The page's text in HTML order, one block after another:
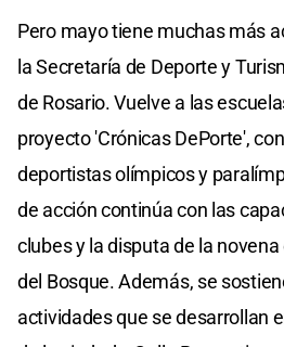
Pero mayo tiene muchas más
la Secretaría de Deporte y
de Rosario. Vuelve a las
proyecto 'Crónicas DePorte',
deportistas olímpicos y
de acción continúa con las
clubes y la disputa de la
del Bosque. Además, se
actividades que se desarrollan